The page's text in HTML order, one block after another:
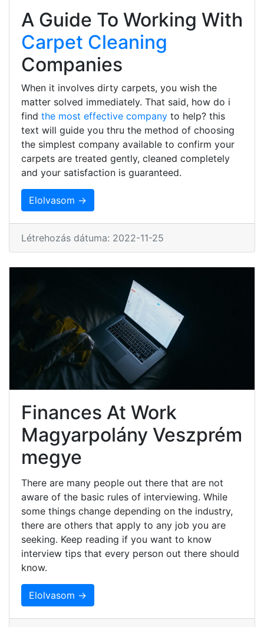
A Guide To Working With
Carpet Cleaning
Companies
When it involves dirty carpets, you wish the
matter solved immediately. That said, how do i
find the most effective company to help? this
text will guide you thru the method of choosing
the simplest company available to confirm your
carpets are treated gently, cleaned completely
and your satisfaction is guaranteed.
Elolvasom →
Létrehozás dátuma: 2022-11-25
Finances At Work
Magyarpolány Veszprém
megye
There are many people out there that are not
aware of the basic rules of interviewing. While
some things change depending on the industry,
there are others that apply to any job you are
seeking. Keep reading if you want to know
interview tips that every person out there should
know.
Elolvasom →